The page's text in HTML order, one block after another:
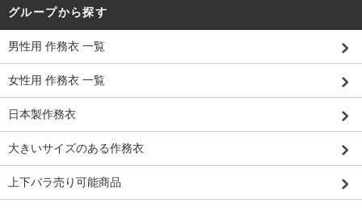
グループから探す
男性用 作務衣 一覧
女性用 作務衣 一覧
日本製作務衣
大きいサイズのある作務衣
上下バラ売り可能商品